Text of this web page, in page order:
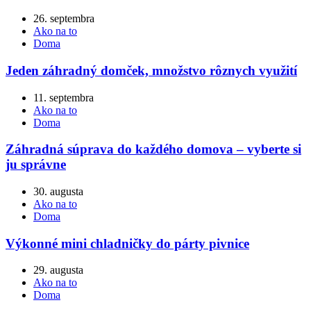
26. septembra
Ako na to
Doma
Jeden záhradný domček, množstvo rôznych využití
11. septembra
Ako na to
Doma
Záhradná súprava do každého domova – vyberte si
ju správne
30. augusta
Ako na to
Doma
Výkonné mini chladničky do párty pivnice
29. augusta
Ako na to
Doma